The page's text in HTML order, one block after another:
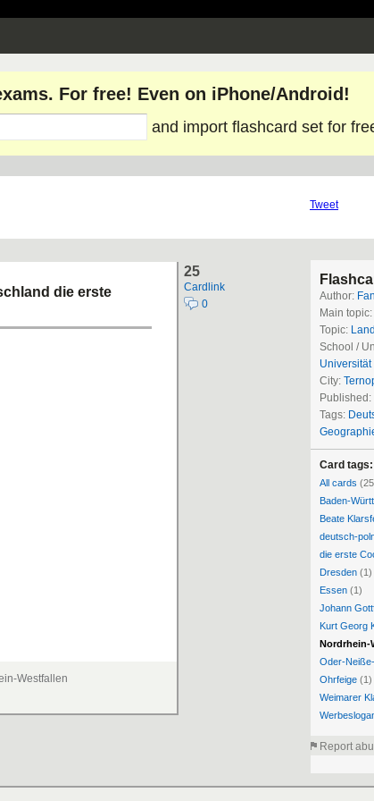
For free! Even on iPhone/Android!
and import flashcard set for
Tweet
25
Cardlink
0
die erste
Westfallen
Author:
Main topic:
Topic:
School /
Universität
City:
Published:
Tags:
Card tags:
All cards
Baden-
Beate
deutsch-
die erste
Dresden (1)
Essen (1)
Johann
Kurt Georg
Nordrhein-
Oder-
Ohrfeige (1)
Weimarer
Report